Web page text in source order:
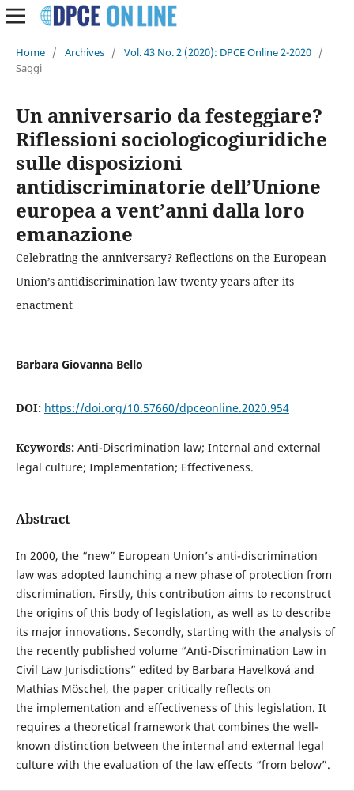
Home / Archives / Vol. 43 No. 2 (2020): DPCE Online 2-2020 /
Saggi
Un anniversario da festeggiare?
Riflessioni sociologicogiuridiche
sulle disposizioni
antidiscriminatorie dell’Unione
europea a vent’anni dalla loro
emanazione
Celebrating the anniversary? Reflections on the European
Union’s antidiscrimination law twenty years after its
enactment
Barbara Giovanna Bello
DOI: https://doi.org/10.57660/dpceonline.2020.954
Keywords: Anti-Discrimination law; Internal and external
legal culture; Implementation; Effectiveness.
Abstract
In 2000, the “new” European Union’s anti-discrimination
law was adopted launching a new phase of protection from
discrimination. Firstly, this contribution aims to reconstruct
the origins of this body of legislation, as well as to describe
its major innovations. Secondly, starting with the analysis of
the recently published volume “Anti-Discrimination Law in
Civil Law Jurisdictions” edited by Barbara Havelková and
Mathias Möschel, the paper critically reflects on
the implementation and effectiveness of this legislation. It
requires a theoretical framework that combines the well-
known distinction between the internal and external legal
culture with the evaluation of the law effects “from below”.